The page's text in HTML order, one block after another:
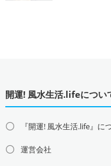
開運! 風水生活.lifeについ
『開運! 風水生活.life』に
運営会社